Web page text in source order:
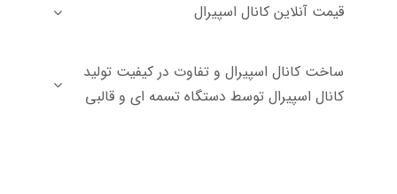
قيمت آنلاين كانال اسپيرال
ساخت كانال اسپيرال و تفاوت در كيفيت توليد
كانال اسپيرال توسط دستگاه تسمه اي و قالبي